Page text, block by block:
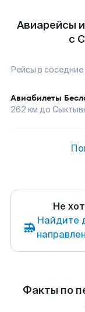
Авиарейсы
с
Рейсы в
Авиабилеты
262 км до
Не
Найдите
Факты по